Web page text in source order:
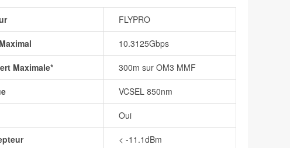
FLYPRO
10.3125Gbps
Maximale* 300m sur OM3 MMF
VCSEL 850nm
Oui
< -11.1dBm